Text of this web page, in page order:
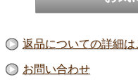
返品についての詳細は
お問い合わせ